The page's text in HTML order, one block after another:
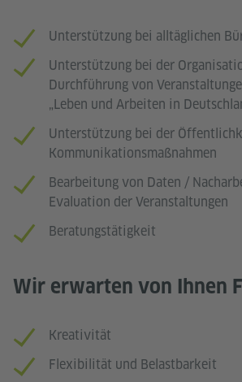
Unterstützung bei alltäglichen
Unterstützung bei der
Durchführung von
„Leben und Arbeiten in
Unterstützung bei der
Kommunikationsmaßnahmen
Bearbeitung von Daten /
Evaluation der Veranstaltungen
Beratungstätigkeit
Wir erwarten von Ihnen
Kreativität
Flexibilität und Belastbarkeit